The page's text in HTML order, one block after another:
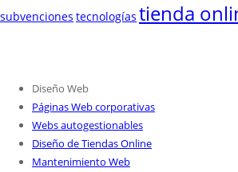
subvenciones tecnologías tienda
Diseño Web
Páginas Web corporativas
Webs autogestionables
Diseño de Tiendas Online
Mantenimiento Web